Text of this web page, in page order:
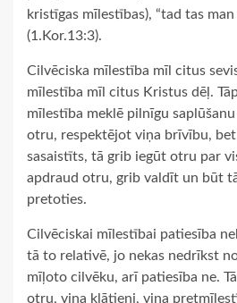
kristīgas mīlestības), “tad tas
(1.Kor.13:3).
Cilvēciska mīlestība mīl citus
mīlestība mīl citus Kristus dēļ.
mīlestība meklē pilnīgu
otru, respektējot viņa brīvību,
sasaistīts, tā grib iegūt otru par
apdraud otru, grib valdīt un būt
pretoties.
Cilvēciskai mīlestībai patiesība
tā to relativē, jo nekas nedrīkst
mīļoto cilvēku, arī patiesība ne.
otru, viņa klātieni, viņa